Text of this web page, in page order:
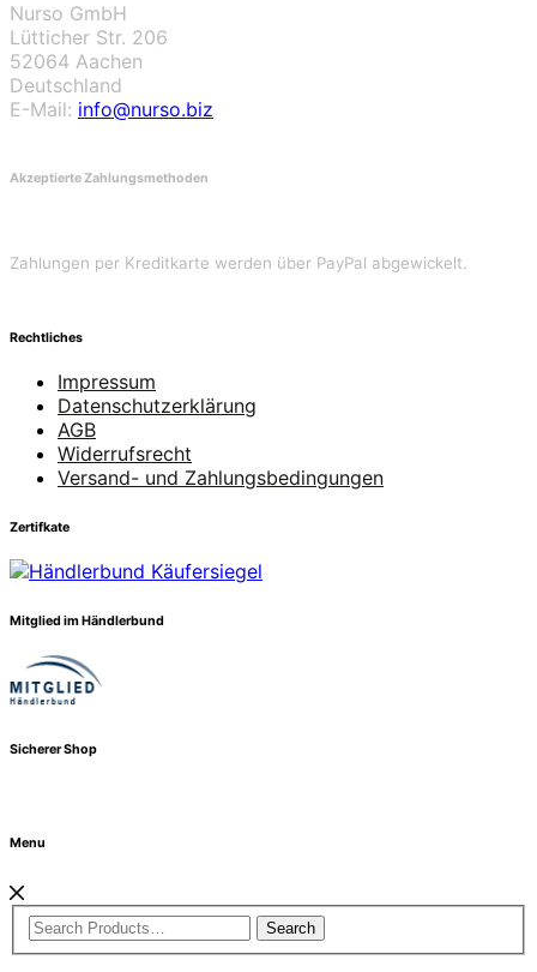
Nurso GmbH
Lütticher Str. 206
52064 Aachen
Deutschland
E-Mail: info@nurso.biz
Akzeptierte Zahlungsmethoden
Zahlungen per Kreditkarte werden über PayPal abgewickelt.
Rechtliches
Impressum
Datenschutzerklärung
AGB
Widerrufsrecht
Versand- und Zahlungsbedingungen
Zertifkate
Mitglied im Händlerbund
Sicherer Shop
Menu
Search